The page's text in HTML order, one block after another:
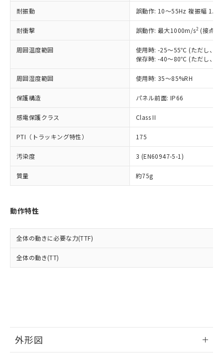
耐振動 誤動作: 10～55Hz 複振幅
耐衝撃 誤動作: 最大1000m/s2 (接点
周囲温度範囲
使用時: -25～55℃ (ただし、氷
保存時: -40～80℃ (ただし、氷
周囲湿度範囲 使用時: 35～85%RH
保護構造 パネル前面: IP66
感電保護クラス Class II
PTI（トラッキング特性） 175
汚染度 3 (EN60947-5-1)
質量 約75g
動作特性
全体の動きに必要な力(TTF)
全体の動き(TT)
外形図
記載している更新日時点での社内デー
タに基づき作成されるものであり、閲
覧された時点での実際の在庫および標
準価格とは異なる場合があることをご
正式な納期状況および標準価格はお客
様のお取引先、またはお客様担当のオ
ムロン制御機器販売店・当社販売員に
オムロン制御機器販売店や当社販売拠
販売ネットワーク
」をご確認
ください。
在庫状況および標準価格結果を当社の
事前の承諾なく第三者に漏洩または開
示しないようお願いします。
マイパーツ機能（部品リスト作成サー
ビス）をご利用いただくには、I-Web
メンバーズにご登録されている必要が
および当社の共同利用者が、当社の製
品・サービスに関するお客様との取
をご了承ください。
※当社の共同利用者とは、"個人情報
鉛(Pb) 1000ppm以下、 水銀(Hg) 1000ppm以下、 カド
六価クロム(Cr(Ⅵ)) 1000ppm以下、ポリ臭化ビフェニル
類(PBB) 1000ppm以下、ポリ臭化ジフェニルエーテル類
(PBDE) 1000ppm以下、フタル酸ビス(2-エチルヘキシ
ル) (DEHP)(別名：DOP) 1000ppm以下、フタル酸ブチ
ルベンジル（BBP） 1000ppm以下、フタル酸ジブチル
（DBP） 1000ppm以下、フタル酸ジイソブチル
(DIBP) 1000ppm以下
但し、RoHS指令で産業用監視および制御機器に対する
適用除外項目は除く。
フタル酸エステル類の４物質については閾値を超える意
図的な使用がないことを確認しています。
※2 対応予定月
部品在庫の切り替え状況などにより、予定
月が前後することがあります。
下記の非含有証明書をダウンロードするこ
とができます。
EU RoHS指令（10物質）の非含有証明書
物質の対応では、対応完了までの期間は出
荷製品に未対応品が混在することから備考
*中国RoHS10物質の基準値 (GB/T26572)：
Pb(鉛) :1000ppm、 Hg(水銀) : 1000ppm、 Cd(カドミウ
Cr(Ⅵ)(六価クロム) : 1000ppm、 PBBs(ポリ臭化ビフェ
ニル類) : 1000ppm、 PBDEs(ポリ臭化ジフェニルエーテ
ル) : 1000ppm、
DEHP(フタル酸ビス(2-エチルヘキシル)) : 1000ppm
※2 環境保護使用期限
「ｅ」：有害物質（10物質）のすべてが基
準値以下であることを示します。
「10」：通常の使用状況下において有害物
質が外部に漏えいし、環境に深刻な影響を
及ぼさない年数を意味します。
（以下｢規制貨物等」という）を輸出
または国外への提供する場合は、日本
国政府の輸出許可(または役務取引許
可)を取得するなどの必要な手続きを
当社は規制貨物を破棄する場合は、完
全に破砕するなど、違法に輸出されな
いよう必要な手段を講じます。
当社は貴社製品を、核兵器、ミサイ
ル、化学兵器、生物兵器またはその他
武器並びにこれらの製造装置等に一切
使用いたしません。
当社は、貴社製品を第三者に販売する
場合は、上記1、2および3の内容を当
該第三者に通知します。また当社は、
販売先および販売に係わる関係者が違
法に輸出するおそれがある場合は、取
り引きをいたしません。
○ 一定数以上の在庫あり
△ 一定数には満たないが在庫あり
在庫なし(最新の在庫状況につ
いては、お客様のお取引先、ま
たはお客様担当のオムロン制御
機器販売店・当社販売員にご確
認ください)
受注生産機種、また在庫状況の
情報を公開していない機種